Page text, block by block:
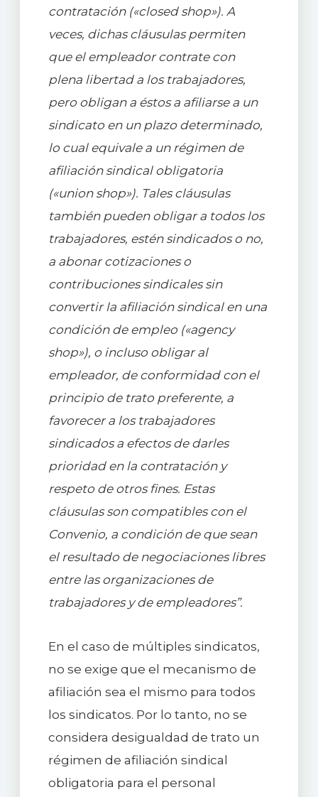
contratación («closed shop»). A
veces, dichas cláusulas permiten
que el empleador contrate con
plena libertad a los trabajadores,
pero obligan a éstos a afiliarse a un
sindicato en un plazo determinado,
lo cual equivale a un régimen de
afiliación sindical obligatoria
(«union shop»). Tales cláusulas
también pueden obligar a todos los
trabajadores, estén sindicados o no,
a abonar cotizaciones o
contribuciones sindicales sin
convertir la afiliación sindical en una
condición de empleo («agency
shop»), o incluso obligar al
empleador, de conformidad con el
principio de trato preferente, a
favorecer a los trabajadores
sindicados a efectos de darles
prioridad en la contratación y
respeto de otros fines. Estas
cláusulas son compatibles con el
Convenio, a condición de que sean
el resultado de negociaciones libres
entre las organizaciones de
trabajadores y de empleadores”.
En el caso de múltiples sindicatos,
no se exige que el mecanismo de
afiliación sea el mismo para todos
los sindicatos. Por lo tanto, no se
considera desigualdad de trato un
régimen de afiliación sindical
obligatoria para el personal